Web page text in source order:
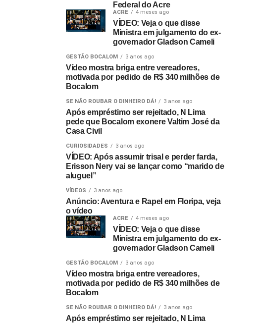
Federal do Acre
ACRE 4 meses ago
VÍDEO: Veja o que disse
Ministra em julgamento do ex-
governador Gladson Cameli
GESTÃO BOCALOM 3 anos ago
Vídeo mostra briga entre vereadores,
motivada por pedido de R$ 340 milhões de
Bocalom
SE NÃO ROUBAR O DINHEIRO DÁ! 3 anos ago
Após empréstimo ser rejeitado, N Lima
pede que Bocalom exonere Valtim José da
Casa Civil
CURIOSIDADES 3 anos ago
VÍDEO: Após assumir trisal e perder farda,
Erisson Nery vai se lançar como “marido de
aluguel”
VÍDEOS 3 anos ago
Anúncio: Aventura e Rapel em Floripa, veja
o vídeo
ACRE 4 meses ago
VÍDEO: Veja o que disse
Ministra em julgamento do ex-
governador Gladson Cameli
GESTÃO BOCALOM 3 anos ago
Vídeo mostra briga entre vereadores,
motivada por pedido de R$ 340 milhões de
Bocalom
SE NÃO ROUBAR O DINHEIRO DÁ! 3 anos ago
Após empréstimo ser rejeitado, N Lima